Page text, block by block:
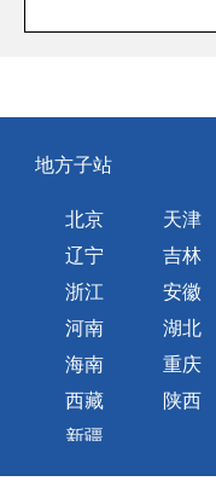
地方子站
北京 天津
辽宁
吉林
浙江
安徽
河南
湖北
海南
重庆
西藏
陕西
新疆